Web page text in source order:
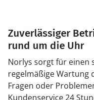
Zuverlässiger
rund um die Uhr
Norlys sorgt für einen
regelmäßige Wartung
Fragen oder
Kundenservice 24